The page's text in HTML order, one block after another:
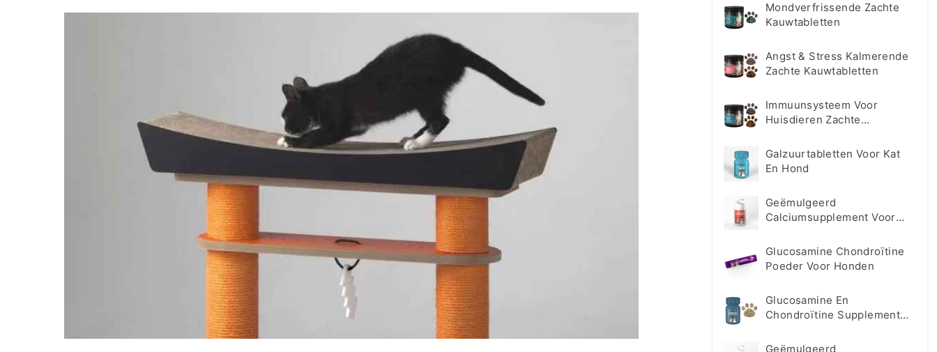
Mondverfrissende Zachte
Kauwtabletten
Angst & Stress Kalmerende
Zachte Kauwtabletten
Immuunsysteem Voor
Huisdieren Zachte
Galzuurtabletten Voor Kat
En Hond
Geëmulgeerd
Calciumsupplement Voor
Glucosamine Chondroïtine
Poeder Voor Honden
Glucosamine En
Chondroïtine Supplement
Geëmulgeerd